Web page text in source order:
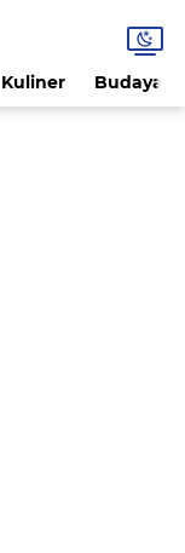
Kuliner Budaya